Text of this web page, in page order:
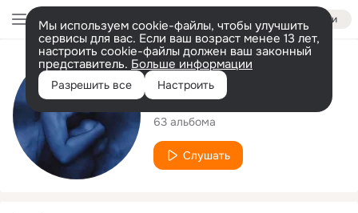
Войти
Мы используем cookie-файлы, чтобы улучшить
сервисы для вас. Если ваш возраст менее 13 лет,
настроить cookie-файлы должен ваш законный
представитель. Больше информации
Разрешить все Настроить
Исполнитель
Little Fake Band
63 альбома
Слушать